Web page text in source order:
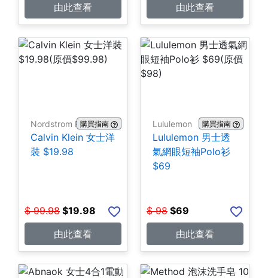
由此查看
由此查看
Nordstrom Rack購買指南
Calvin Klein 女士洋
裝 $19.98
$ 99.98 $19.98
由此查看
Lululemon 購買指南
Lululemon 男士透
氣網眼短袖Polo衫
$69
$ 98 $69
由此查看